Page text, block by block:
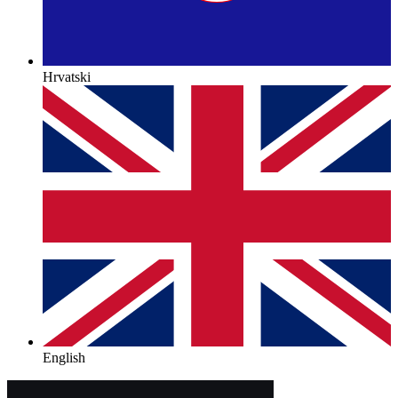
Hrvatski
English